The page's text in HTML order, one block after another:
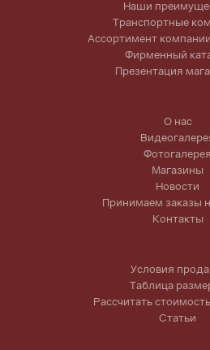
Наши
Транспортные
Ассортимент компании
Фирменный
Презентация
О нас
Фотогалерея
Магазины
Новости
Принимаем заказы
Контакты
Условия
Таблица
Рассчитать
Статьи